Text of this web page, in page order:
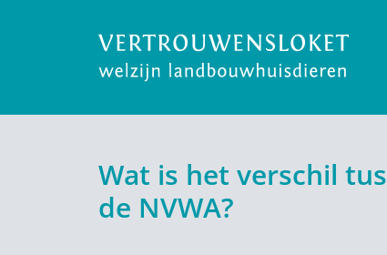
Wat is het verschil
de NVWA?